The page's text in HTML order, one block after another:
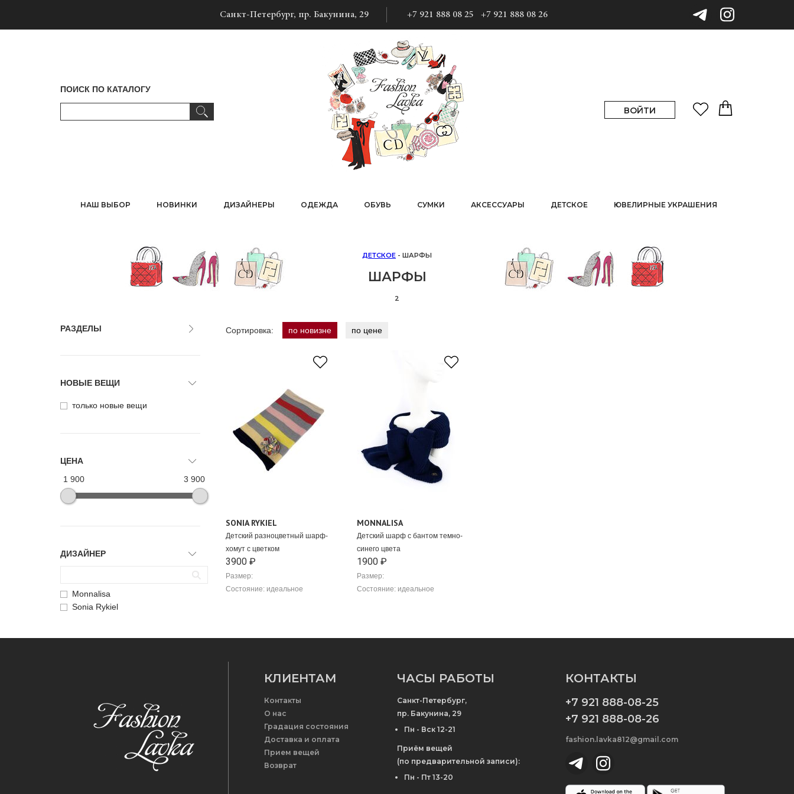
Санкт-Петербург, пр. Бакунина, 29 +7 921 888 08 25 +7 921 888 08 26
ПОИСК ПО КАТАЛОГУ
ВОЙТИ
НАШ ВЫБОР НОВИНКИ ДИЗАЙНЕРЫ ОДЕЖДА ОБУВЬ СУМКИ АКСЕССУАРЫ ДЕТСКОЕ ЮВЕЛИРНЫЕ УКРАШЕНИЯ
ДЕТСКОЕ - ШАРФЫ
ШАРФЫ
2
РАЗДЕЛЫ
НОВЫЕ ВЕЩИ
только новые вещи
ЦЕНА
1 900
3 900
ДИЗАЙНЕР
Monnalisa
Sonia Rykiel
Сортировка: по новизне по цене
SONIA RYKIEL
Детский разноцветный шарф-
хомут с цветком
3900 ₽
Размер:
Состояние: идеальное
MONNALISA
Детский шарф с бантом темно-
синего цвета
1900 ₽
Размер:
Состояние: идеальное
КЛИЕНТАМ
Контакты
О нас
Градация состояния
Доставка и оплата
Прием вещей
Возврат
ЧАСЫ РАБОТЫ
Санкт-Петербург,
пр. Бакунина, 29
Пн - Вск 12-21
Приём вещей
(по предварительной записи):
Пн - Пт 13-20
КОНТАКТЫ
+7 921 888-08-25
+7 921 888-08-26
fashion.lavka812@gmail.com